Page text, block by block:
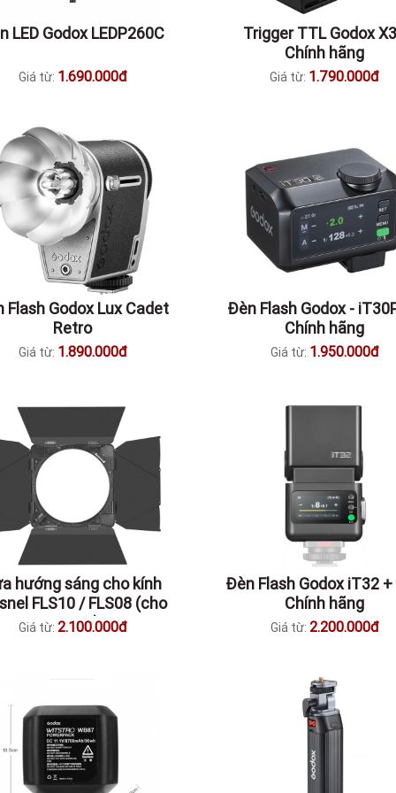
LED Godox LEDP260C
Giá từ: 1.690.000đ
Trigger TTL Godox
Chính hãng
Giá từ: 1.790.000đ
Flash Godox Lux Cadet
Retro
Giá từ: 1.890.000đ
Đèn Flash Godox -
Chính hãng
Giá từ: 1.950.000đ
hướng sáng cho kính
FLS10 / FLS08 (cho
LED M600D) - LB-02 /
Giá từ: 2.100.000đ
Đèn Flash Godox iT32 +
Chính hãng
Giá từ: 2.200.000đ